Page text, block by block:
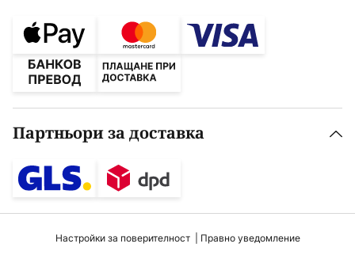
Партньори за доставка
Настройки за поверителност
Правно уведомление